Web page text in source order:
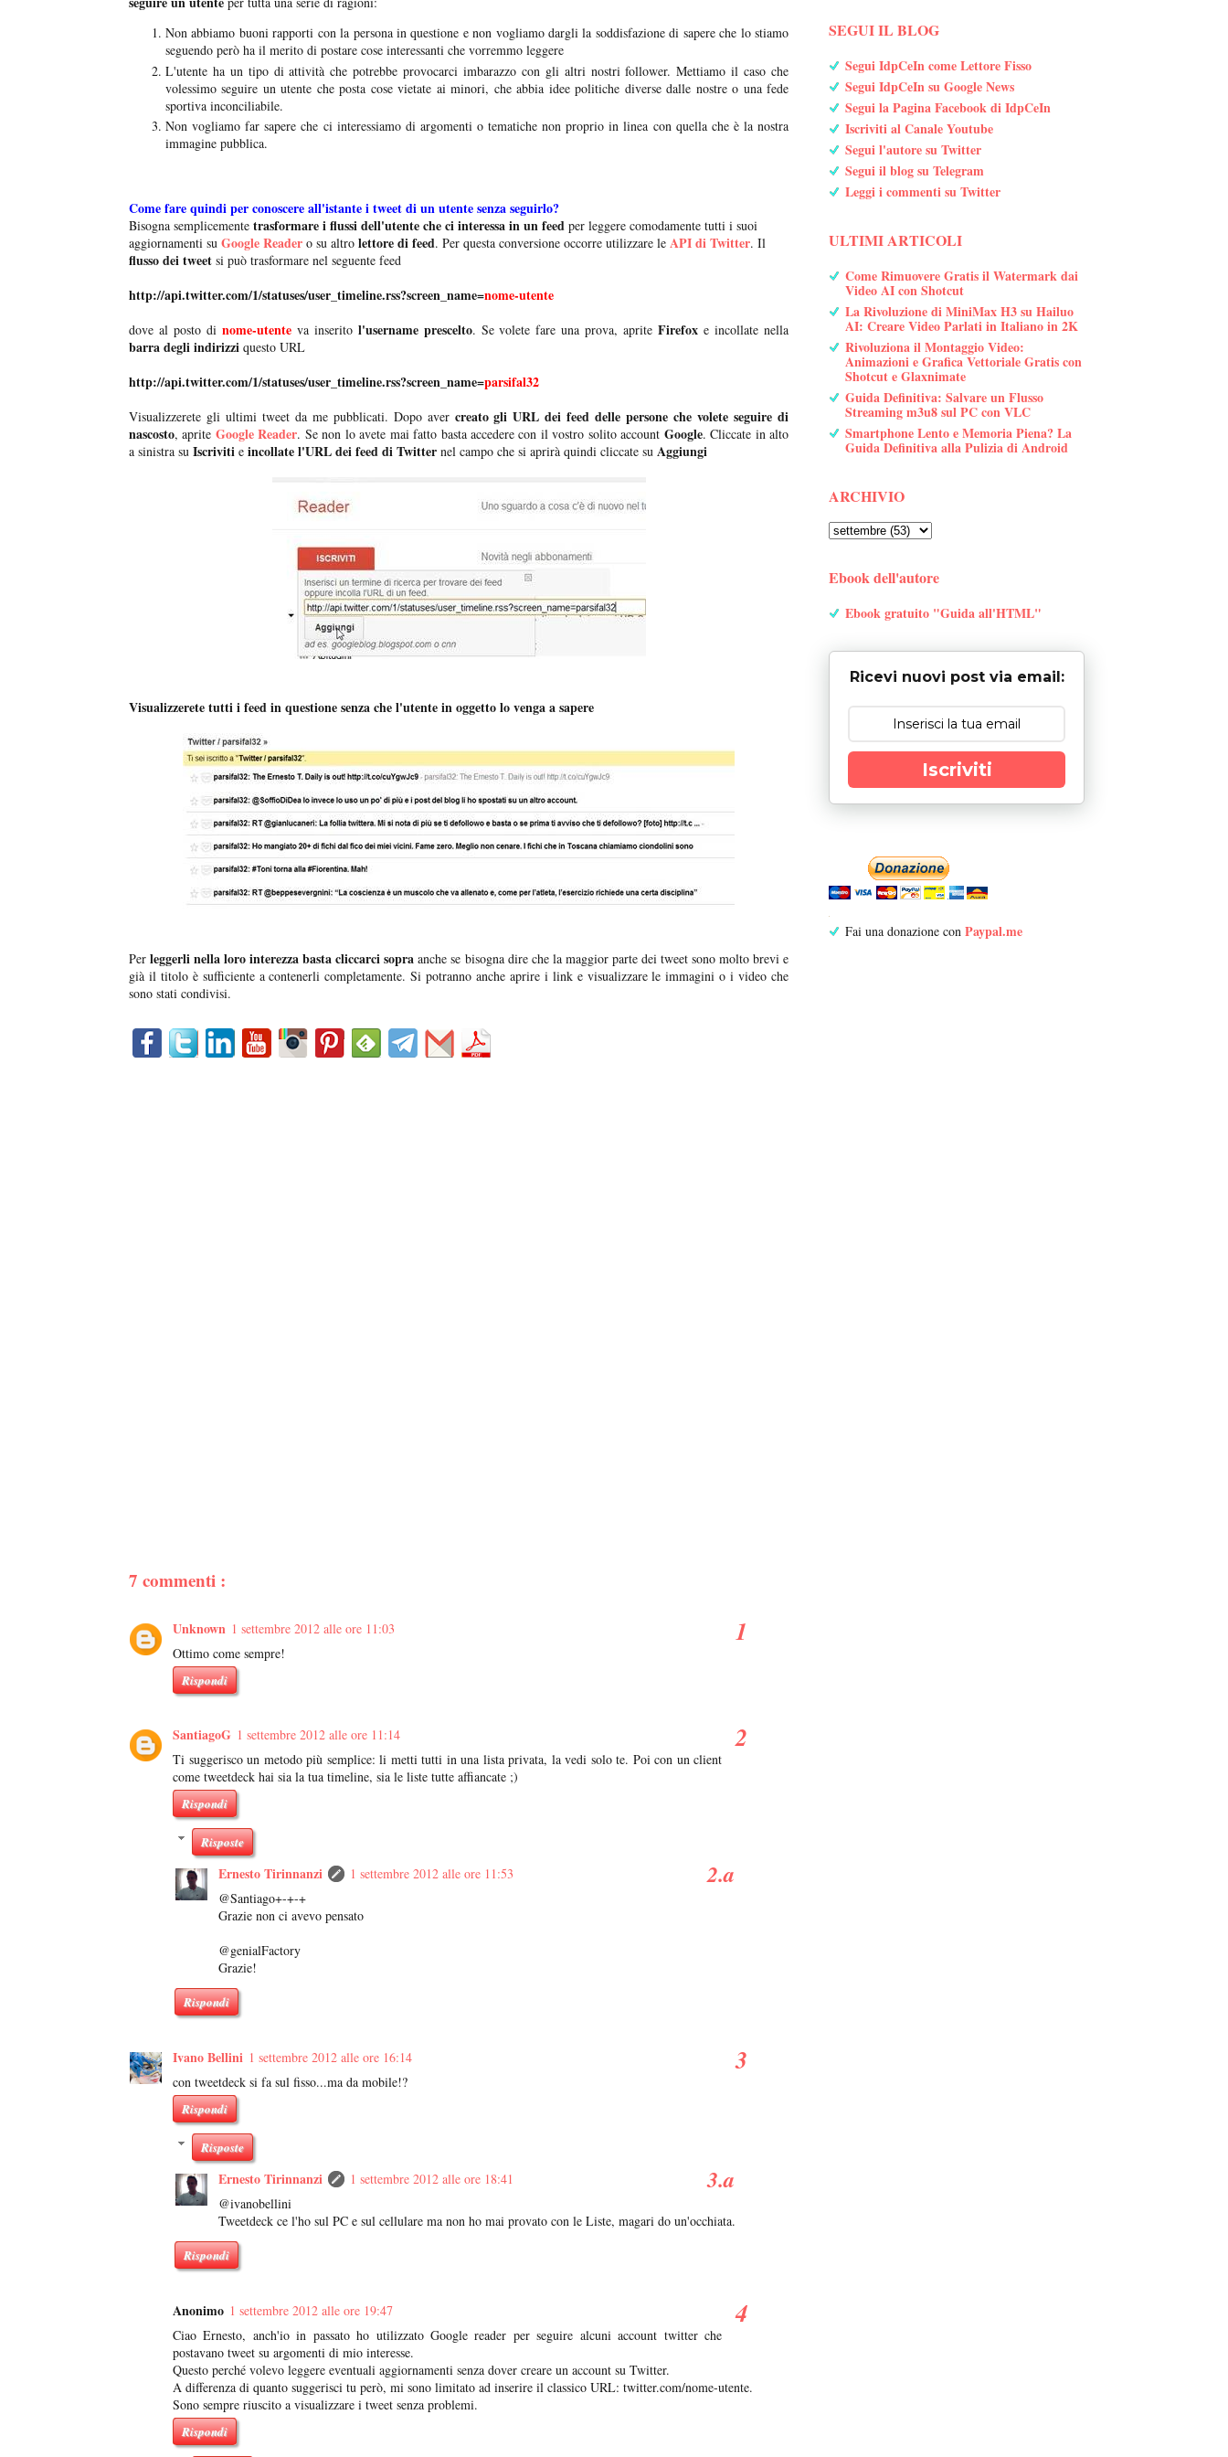
Non abbiamo buoni rapporti con la persona in questione e non vogliamo dargli la soddisfazione di sapere che lo stiamo
seguendo però ha il merito di postare cose interessanti che vorremmo leggere
L'utente ha un tipo di attività che potrebbe provocarci imbarazzo con gli altri nostri follower. Mettiamo il caso che
volessimo seguire un utente che posta cose vietate ai minori, che abbia idee politiche diverse dalle nostre o una fede
sportiva inconciliabile.
Non vogliamo far sapere che ci interessiamo di argomenti o tematiche non proprio in linea con quella che è la nostra
immagine pubblica.
Come fare quindi per conoscere all'istante i tweet di un utente senza seguirlo?
Bisogna semplicemente trasformare i flussi dell'utente che ci interessa in un feed per leggere comodamente tutti i suoi
aggiornamenti su Google Reader o su altro lettore di feed. Per questa conversione occorre utilizzare le API di Twitter. Il
flusso dei tweet si può trasformare nel seguente feed
http://api.twitter.com/1/statuses/user_timeline.rss?screen_name=nome-utente
dove al posto di nome-utenteva inserito l'username prescelto. Se volete fare una prova, apriteFirefox e incollate nella
barra degli indirizzi questo URL
http://api.twitter.com/1/statuses/user_timeline.rss?screen_name=parsifal32
Visualizzerete gli ultimi tweet da me pubblicati. Dopo aver creato gli URL dei feed delle persone che volete seguire di
nascosto, aprite Google Reader. Se non lo avete mai fatto basta accedere con il vostro solito account Google. Cliccate in alto
a sinistra su Iscriviti e incollate l'URL dei feed di Twitter nel campo che si aprirà quindi cliccate su Aggiungi
Visualizzerete tutti i feed in questione senza che l'utente in oggetto lo venga a sapere
Perleggerli nella loro interezza basta cliccarci sopra anche se bisogna dire che la maggior parte dei tweet sono molto brevi e
già il titolo è sufficiente a contenerli completamente. Si potranno anche aprire i link e visualizzare le immagini o i video che
sono stati condivisi.
7 commenti :
Unknown 1 settembre 2012 alle ore 11:03
Ottimo come sempre!
Rispondi
SantiagoG 1 settembre 2012 alle ore 11:14
Ti suggerisco un metodo più semplice: li metti tutti in una lista privata, la vedi solo te. Poi con un client
come tweetdeck hai sia la tua timeline, sia le liste tutte affiancate ;)
Rispondi
Risposte
Ernesto Tirinnanzi
1 settembre 2012 alle ore 11:53
@Santiago+-+-+
Grazie non ci avevo pensato
@genialFactory
Grazie!
Rispondi
Ivano Bellini 1 settembre 2012 alle ore 16:14
con tweetdeck si fa sul fisso...ma da mobile!?
Rispondi
Risposte
Ernesto Tirinnanzi
1 settembre 2012 alle ore 18:41
@ivanobellini
Tweetdeck ce l'ho sul PC e sul cellulare ma non ho mai provato con le Liste, magari do un'occhiata.
Rispondi
Anonimo 1 settembre 2012 alle ore 19:47
Ciao Ernesto, anch'io in passato ho utilizzato Google reader per seguire alcuni account twitter che
postavano tweet su argomenti di mio interesse.
Questo perché volevo leggere eventuali aggiornamenti senza dover creare un account su Twitter.
A differenza di quanto suggerisci tu però, mi sono limitato ad inserire il classico URL: twitter.com/nome-utente.
Sono sempre riuscito a visualizzare i tweet senza problemi.
Rispondi
SEGUI IL BLOG
Segui IdpCeIn come Lettore Fisso
Segui IdpCeIn su Google News
Segui la Pagina Facebook di IdpCeIn
Iscriviti al Canale Youtube
Segui l'autore su Twitter
Segui il blog su Telegram
Leggi i commenti su Twitter
ULTIMI ARTICOLI
Come Rimuovere Gratis il Watermark dai
Video AI con Shotcut
La Rivoluzione di MiniMax H3 su Hailuo
AI: Creare Video Parlati in Italiano in 2K
Rivoluziona il Montaggio Video:
Animazioni e Grafica Vettoriale Gratis con
Shotcut e Glaxnimate
Guida Definitiva: Salvare un Flusso
Streaming m3u8 sul PC con VLC
Smartphone Lento e Memoria Piena? La
Guida Definitiva alla Pulizia di Android
ARCHIVIO
Ebook dell'autore
Ebook gratuito "Guida all'HTML"
Ricevi nuovi post via email:
Iscriviti
Fai una donazione con Paypal.me